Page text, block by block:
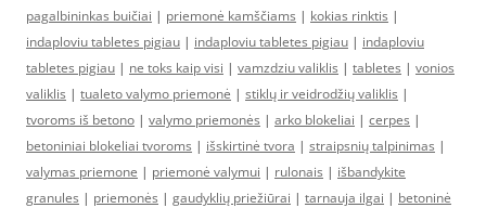
pagalbininkas buičiai | priemonė kamščiams | kokias rinktis |
indaploviu tabletes pigiau | indaploviu tabletes pigiau | indaploviu
tabletes pigiau | ne toks kaip visi | vamzdziu valiklis | tabletes | vonios
valiklis | tualeto valymo priemonė | stiklų ir veidrodžių valiklis |
tvoroms iš betono | valymo priemonės | arko blokeliai | cerpes |
betoniniai blokeliai tvoroms | išskirtinė tvora | straipsnių talpinimas |
valymas priemone | priemonė valymui | rulonais | išbandykite
granules | priemonės | gaudyklių priežiūrai | tarnauja ilgai | betoninė